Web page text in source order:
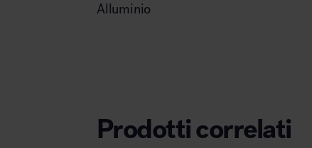
Alluminio
Prodotti correlati